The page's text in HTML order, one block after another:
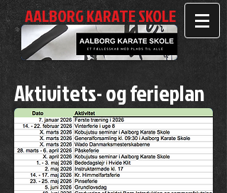
AALBORG KARATE SKOLE
Aktivitets- og ferieplan